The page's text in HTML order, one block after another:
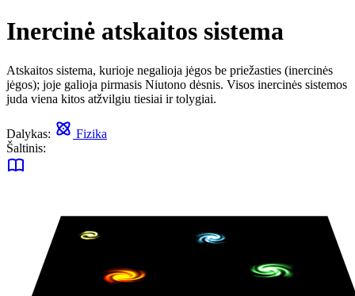
Inercinė atskaitos sistema
Atskaitos sistema, kurioje negalioja jėgos be priežasties (inercinės
jėgos); joje galioja pirmasis Niutono dėsnis. Visos inercinės sistemos
juda viena kitos atžvilgiu tiesiai ir tolygiai.
Dalykas:
Fizika
Šaltinis: